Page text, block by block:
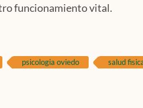
funcionamiento vital.
psicologia oviedo salud